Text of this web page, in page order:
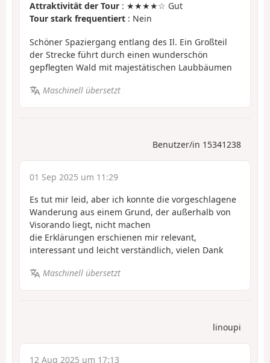
Attraktivität der Tour : ★★★★☆ Gut
Tour stark frequentiert : Nein
Schöner Spaziergang entlang des Il. Ein Großteil
der Strecke führt durch einen wunderschön
gepflegten Wald mit majestätischen Laubbäumen
Maschinell übersetzt
Benutzer/in 15341238
01 Sep 2025 um 11:29
Es tut mir leid, aber ich konnte die vorgeschlagene
Wanderung aus einem Grund, der außerhalb von
Visorando liegt, nicht machen
die Erklärungen erschienen mir relevant,
interessant und leicht verständlich, vielen Dank
Maschinell übersetzt
linoupi
12 Aug 2025 um 17:13